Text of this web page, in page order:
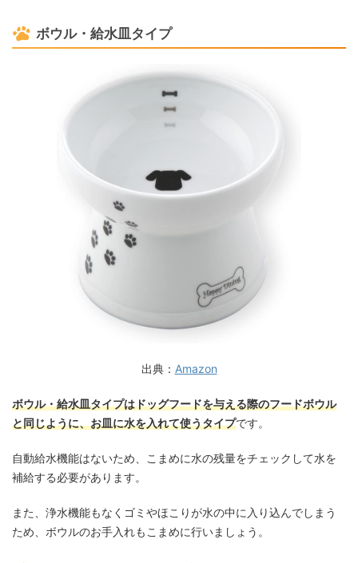
ボウル・給水皿タイプ
出典： Amazon
ボウル・給水皿タイプはドッグフードを与える際のフードボウル
と同じように、お皿に水を入れて使うタイプです。
自動給水機能はないため、こまめに水の残量をチェックして水を
補給する必要があります。
また、浄水機能もなくゴミやほこりが水の中に入り込んでしまう
ため、ボウルのお手入れもこまめに行いましょう。